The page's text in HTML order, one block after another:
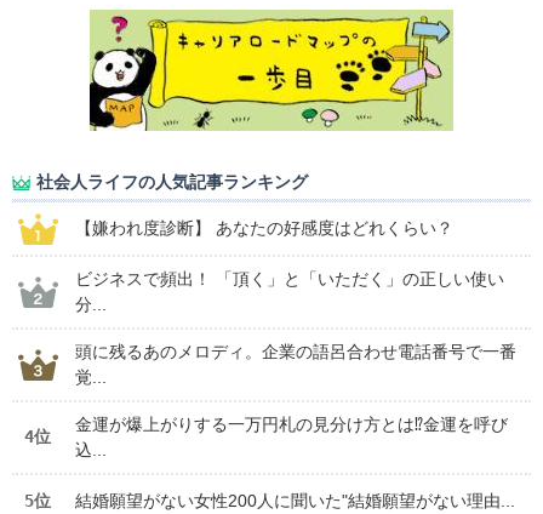
社会人ライフの人気記事ランキング
【嫌われ度診断】 あなたの好感度はどれくらい？
ビジネスで頻出！ 「頂く」と「いただく」の正しい使い
分...
頭に残るあのメロディ。企業の語呂合わせ電話番号で一番
覚...
4位
金運が爆上がりする一万円札の見分け方とは⁉金運を呼び
込...
5位 結婚願望がない女性200人に聞いた"結婚願望がない理由...